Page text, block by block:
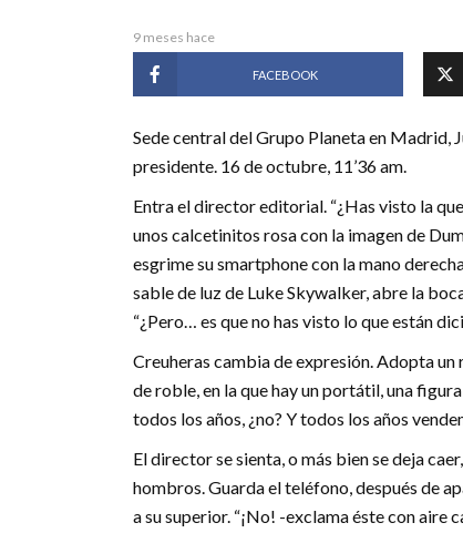
9 meses hace
FACEBOOK
Sede central del Grupo Planeta en Madrid,
presidente. 16 de octubre, 11’36 am.
Entra el director editorial. “¿Has visto la
unos calcetinitos rosa con la imagen de
esgrime su smartphone con la mano
sable de luz de Luke Skywalker, abre la
“¿Pero… es que no has visto lo que están
Creuheras cambia de expresión. Adopta
de roble, en la que hay un portátil, una
todos los años, ¿no? Y todos los años
El director se sienta, o más bien se deja
hombros. Guarda el teléfono, después de
a su superior. “¡No! -exclama éste con aire